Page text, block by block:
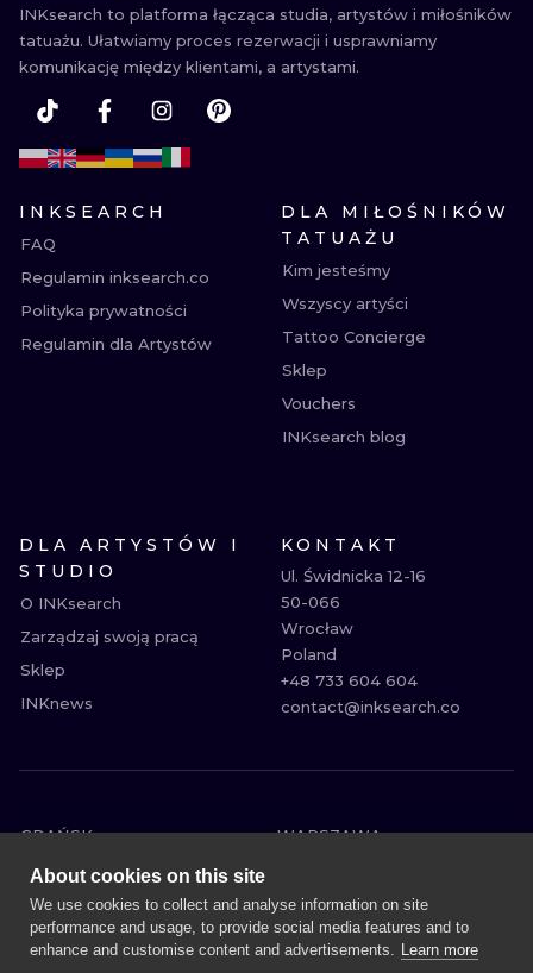
INKsearch to platforma łącząca studia, artystów i miłośników
tatuażu. Ułatwiamy proces rezerwacji i usprawniamy
komunikację między klientami, a artystami.
INKSEARCH
FAQ
Regulamin inksearch.co
Polityka prywatności
Regulamin dla Artystów
DLA MIŁOŚNIKÓW
TATUAŻU
Kim jesteśmy
Wszyscy artyści
Tattoo Concierge
Sklep
Vouchers
INKsearch blog
DLA ARTYSTÓW I
STUDIO
O INKsearch
Zarządzaj swoją pracą
Sklep
INKnews
KONTAKT
Ul. Świdnicka 12-16
50-066
Wrocław
Poland
+48 733 604 604
contact@inksearch.co
GDAŃSK
WARSZAWA
POZNAŃ
KATOWICE
WROCŁAW
ŁÓDŹ
BERLIN
About cookies on this site
We use cookies to collect and analyse information on site
performance and usage, to provide social media features and to
enhance and customise content and advertisements. Learn more